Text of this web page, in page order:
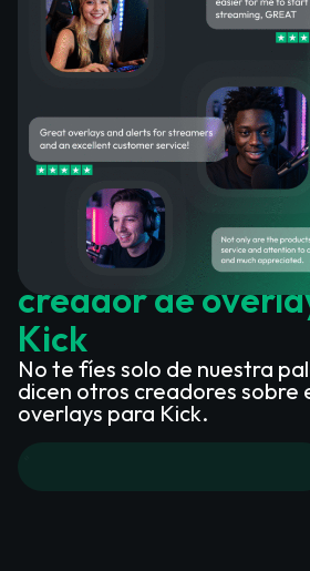
Lo que dicen los
satisfechos
creador de
Kick
No te fíes solo de nuestra
dicen otros creadores sobre
overlays para Kick.